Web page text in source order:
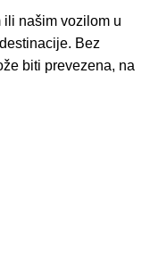
ili našim vozilom u
Bez
biti prevezena, na